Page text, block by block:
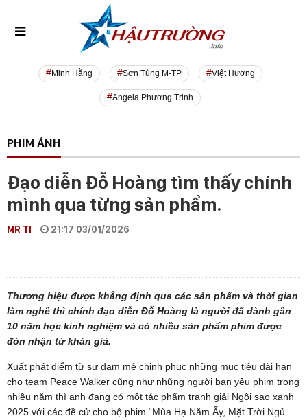
Minh Hằng Sơn Tùng M-TP Việt Hương
Angela Phương Trinh
PHIM ẢNH
Đạo diễn Đỗ Hoàng tìm thấy chính
mình qua từng sản phẩm.
MR TI 21:17 03/01/2026
Thương hiệu được khẳng định qua các sản phẩm và thời gian
làm nghề thì chính đạo diễn Đỗ Hoàng là người đã dành gần
10 năm học kinh nghiệm và có nhiều sản phẩm phim được
đón nhận từ khán giả.
Xuất phát điểm từ sự đam mê chinh phục những mục tiêu dài hạn
cho team Peace Walker cũng như những người bạn yêu phim trong
nhiều năm thì anh đang có một tác phẩm tranh giải Ngôi sao xanh
2025 với các đề cử cho bộ phim “Mùa Hạ Năm Ấy, Mặt Trời Ngủ